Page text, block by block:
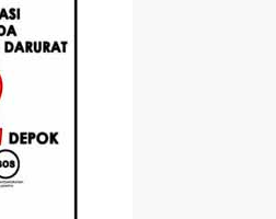
Tahun Ajaran
2026-2027